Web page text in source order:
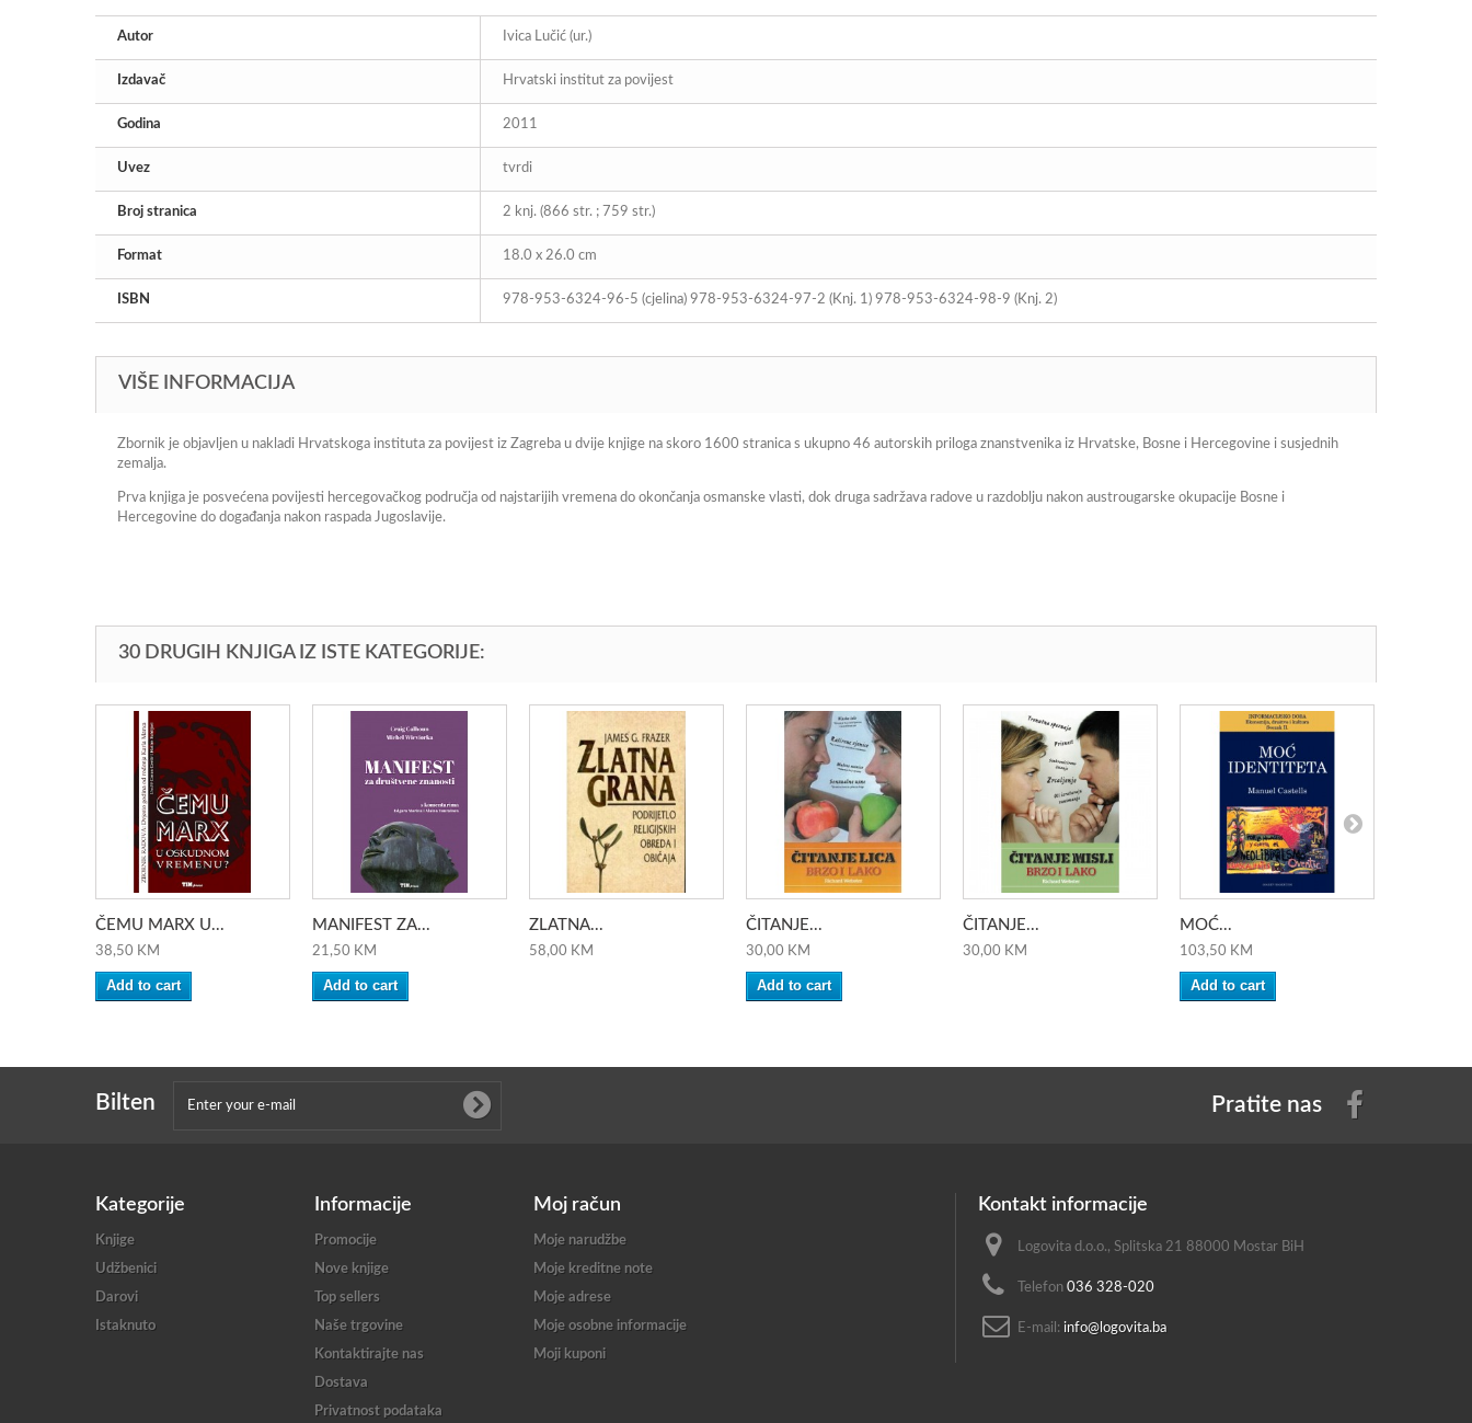
Autor Ivica Lučić (ur.)
Izdavač Hrvatski institut za povijest
Godina 2011
Uvez tvrdi
Broj stranica 2 knj. (866 str. ; 759 str.)
Format 18.0 x 26.0 cm
ISBN 978-953-6324-96-5 (cjelina) 978-953-6324-97-2 (Knj. 1) 978-953-6324-98-9 (Knj. 2)
VIŠE INFORMACIJA
Zbornik je objavljen u nakladi Hrvatskoga instituta za povijest iz Zagreba u dvije knjige na skoro 1600 stranica s ukupno 46 autorskih priloga znanstvenika iz Hrvatske, Bosne i Hercegovine i susjednih
zemalja.
Prva knjiga je posvećena povijesti hercegovačkog područja od najstarijih vremena do okončanja osmanske vlasti, dok druga sadržava radove u razdoblju nakon austrougarske okupacije Bosne i
Hercegovine do događanja nakon raspada Jugoslavije.
30 DRUGIH KNJIGA IZ ISTE KATEGORIJE:
ČEMU MARX U...
38,50 KM
Add to cart
MANIFEST ZA...
21,50 KM
Add to cart
ZLATNA...
58,00 KM
ČITANJE...
30,00 KM
Add to cart
ČITANJE...
30,00 KM
MOĆ...
103,50 KM
Add to cart
Bilten Pratite nas
Kategorije
Knjige
Udžbenici
Darovi
Istaknuto
Informacije
Promocije
Nove knjige
Top sellers
Naše trgovine
Kontaktirajte nas
Dostava
Privatnost podataka
Moj račun
Moje narudžbe
Moje kreditne note
Moje adrese
Moje osobne informacije
Moji kuponi
Kontakt informacije
Logovita d.o.o., Splitska 21 88000 Mostar BiH
Telefon 036 328-020
E-mail: info@logovita.ba